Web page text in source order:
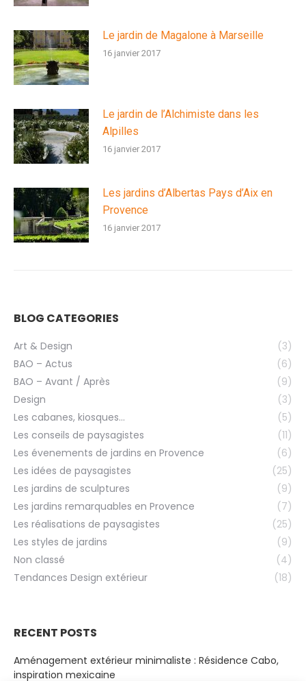
Le jardin de Magalone à Marseille
16 janvier 2017
Le jardin de l’Alchimiste dans les
Alpilles
16 janvier 2017
Les jardins d’Albertas Pays d’Aix en
Provence
16 janvier 2017
BLOG CATEGORIES
Art & Design
(3)
BAO – Actus
(6)
BAO – Avant / Après
(9)
Design
(3)
Les cabanes, kiosques…
(5)
Les conseils de paysagistes
(11)
Les évenements de jardins en Provence
(6)
Les idées de paysagistes
(25)
Les jardins de sculptures
(9)
Les jardins remarquables en Provence
(7)
Les réalisations de paysagistes
(25)
Les styles de jardins
(9)
Non classé
(4)
Tendances Design extérieur
(18)
RECENT POSTS
Aménagement extérieur minimaliste : Résidence Cabo,
inspiration mexicaine